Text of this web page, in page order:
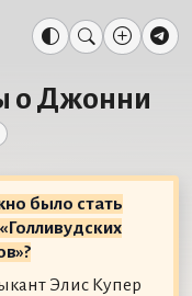
о Джонни
было стать
Элис Купер